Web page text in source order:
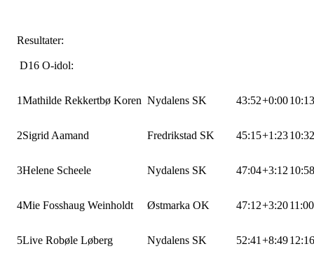
Resultater:
D16 O-idol:
1Mathilde Rekkertbø Koren Nydalens SK 43:52+0:00
2Sigrid Aamand Fredrikstad SK 45:15+1:23
3Helene Scheele Nydalens SK 47:04+3:12
4Mie Fosshaug Weinholdt Østmarka OK 47:12+3:20
5Live Robøle Løberg Nydalens SK 52:41 +8:49